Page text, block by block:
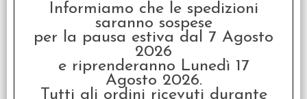
Storie Nere - Sex &
Crime
Informiamo che le spedizioni
saranno sospese
per la pausa estiva dal 7 Agosto
2026
e riprenderanno Lunedì 17
Agosto 2026.
Tutti gli ordini ricevuti durante